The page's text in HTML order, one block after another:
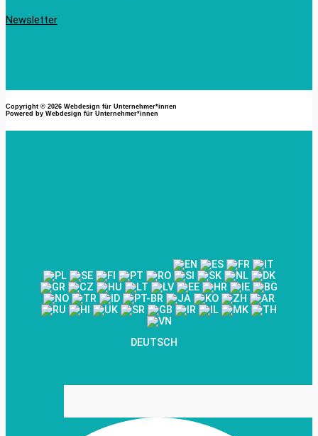
Newsletter
Copyright © 2026 Webdesign für Unternehmer*innen
Powered by Webdesign für Unternehmer*innen
DEUTSCH